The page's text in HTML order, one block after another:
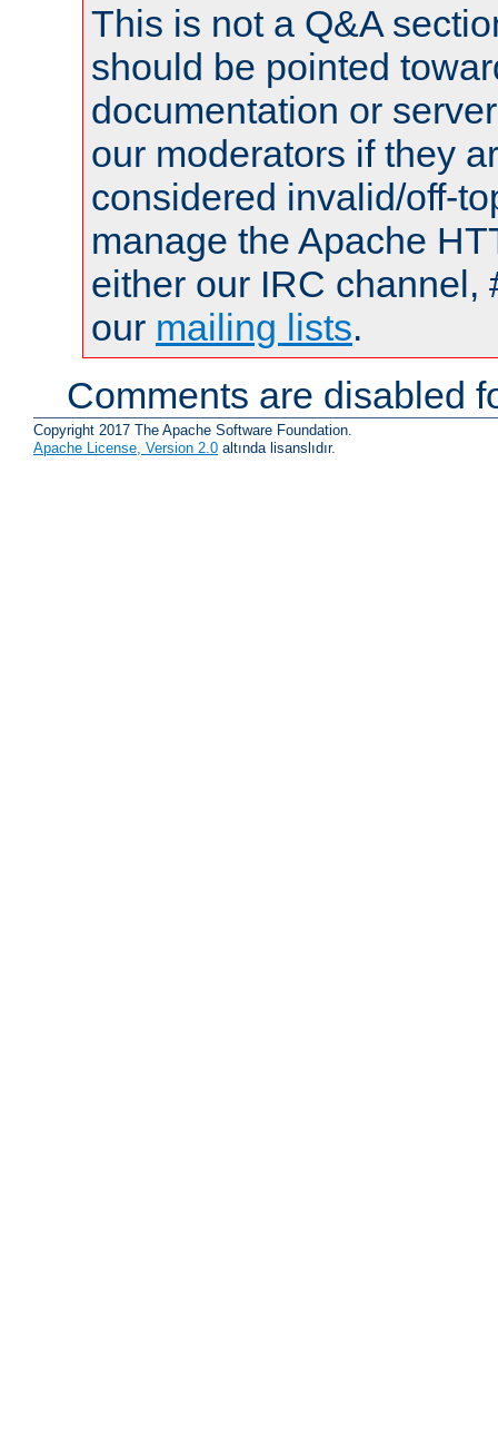
This is not a Q&A
should be pointed
documentation or
our moderators if they
considered invalid/off-
manage the Apache
either our IRC channel,
our mailing lists.
Comments are disabled
Copyright 2017 The Apache Software Foundation.
Apache License, Version 2.0 altında lisanslıdır.